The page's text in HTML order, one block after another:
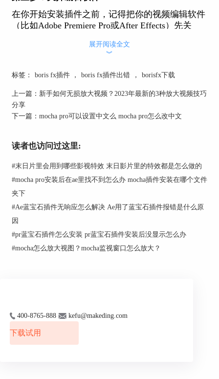
在你开始安装插件之前，记得把你的视频编辑软件
（比如Adobe Premiere Pro或After Effects）先关
好，双击刚刚下载的插件安装程序文件，开始安装
提示一步一步来。
要确保选对路径，让它跟你的视频编辑软件兼容，
而且装在你希望的位置。
第六步：接受许可协议
展开阅读全文
︾
标签： boris fx插件 ， boris fx插件出错 ， borisfx下载
上一篇： 新手如何无损放大视频？2023年最新的3种放大视频技巧
分享
下一篇： mocha pro可以设置中文么 mocha pro怎么改中文
读者也访问过这里:
#末日片里会用到哪些影视特效 末日影片里的特效都是怎么做的
#mocha pro安装后在ae里找不到怎么办 mocha插件安装在哪个文件
夹下
#Ae蓝宝石插件无响应怎么解决 Ae用了蓝宝石插件报错是什么原
因
#pr蓝宝石插件怎么安装 pr蓝宝石插件安装后没显示怎么办
#mocha怎么放大视图？mocha监视窗口怎么放大？
400-8765-888 kefu@makeding.com
下载试用